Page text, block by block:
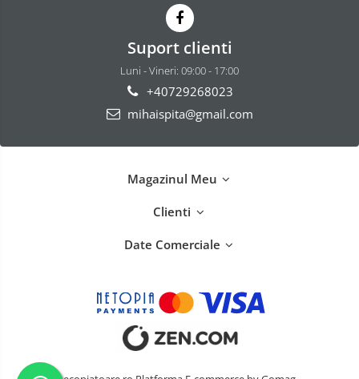
Suport clienti
Luni - Vineri: 09:00 - 17:00
+40729268023
mihaispita@gmail.com
Magazinul Meu
Clienti
Date Comerciale